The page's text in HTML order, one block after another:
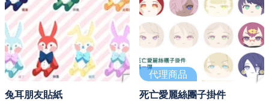
兔耳朋友貼紙
代理商品
死亡愛麗絲團子掛件